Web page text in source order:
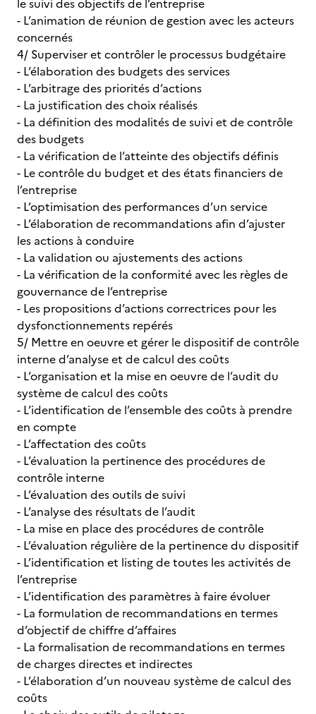
le suivi des objectifs de l’entreprise
- L’animation de réunion de gestion avec les acteurs
concernés
4/ Superviser et contrôler le processus budgétaire
- L’élaboration des budgets des services
- L’arbitrage des priorités d’actions
- La justification des choix réalisés
- La définition des modalités de suivi et de contrôle
des budgets
- La vérification de l’atteinte des objectifs définis
- Le contrôle du budget et des états financiers de
l’entreprise
- L’optimisation des performances d’un service
- L’élaboration de recommandations afin d’ajuster
les actions à conduire
- La validation ou ajustements des actions
- La vérification de la conformité avec les règles de
gouvernance de l’entreprise
- Les propositions d’actions correctrices pour les
dysfonctionnements repérés
5/ Mettre en oeuvre et gérer le dispositif de contrôle
interne d’analyse et de calcul des coûts
- L’organisation et la mise en oeuvre de l’audit du
système de calcul des coûts
- L’identification de l’ensemble des coûts à prendre
en compte
- L’affectation des coûts
- L’évaluation la pertinence des procédures de
contrôle interne
- L’évaluation des outils de suivi
- L’analyse des résultats de l’audit
- La mise en place des procédures de contrôle
- L’évaluation régulière de la pertinence du dispositif
- L’identification et listing de toutes les activités de
l’entreprise
- L’identification des paramètres à faire évoluer
- La formulation de recommandations en termes
d’objectif de chiffre d’affaires
- La formalisation de recommandations en termes
de charges directes et indirectes
- L’élaboration d’un nouveau système de calcul des
coûts